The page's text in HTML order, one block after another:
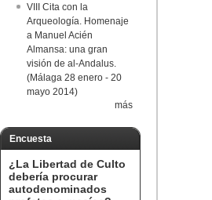
VIII Cita con la
Arqueología. Homenaje
a Manuel Acién
Almansa: una gran
visión de al-Andalus.
(Málaga 28 enero - 20
mayo 2014)
más
Encuesta
¿La Libertad de Culto
debería procurar
autodenominados